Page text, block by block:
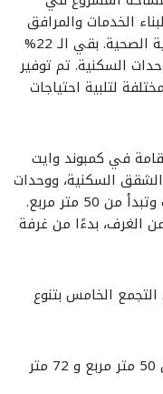
الخدمات والمرافق
التي تشمل الأساسيات والترفيه والرعاية الصحية. بقي الـ 22%
السكنية. تم توفير
لتلبية احتياجات
في كمبوند وايت
السكنية، ووحدات
الدوبلكس. تتنوع مساحات هذه الوحدات وتبدأ من 50 متر مربع.
الغرف، بدءًا من غرفة
الخامس بتنوع
الاستوديوهات: تتراوح مساحتها بين 50 متر مربع و 72 متر